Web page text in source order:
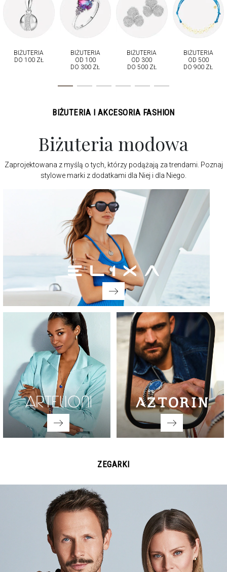
BIŻUTERIA
DO 100 ZŁ
BIŻUTERIA
OD 100
DO 300 ZŁ
BIŻUTERIA
OD 300
DO 500 ZŁ
BIŻUTERIA
OD 500
DO 900 ZŁ
BIŻUTERIA I AKCESORIA FASHION
Biżuteria modowa
Zaprojektowana z myślą o tych, którzy podążają za trendami. Poznaj
stylowe marki z dodatkami dla Niej i dla Niego.
ZEGARKI